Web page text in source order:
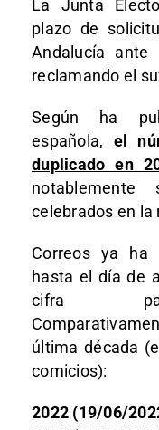
La Junta
plazo de
Andalucía ante
reclamando el
Según ha
española, el
duplicado en
celebrados en la
Correos ya ha
hasta el día de
cifra
última década
comicios):
2022 (19/06/